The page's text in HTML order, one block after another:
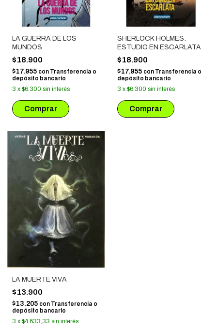
LA GUERRA DE LOS
MUNDOS
$18.900
$17.955 con Transferencia o
depósito bancario
3 x $6.300 sin interés
SHERLOCK HOLMES:
ESTUDIO EN ESCARLATA
$18.900
$17.955 con Transferencia o
depósito bancario
3 x $6.300 sin interés
LA MUERTE VIVA
$13.900
$13.205 con Transferencia o
depósito bancario
3 x $4.633,33 sin interés